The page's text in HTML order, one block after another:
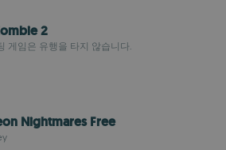
2
게임은 유행을 타지 않습니다.
Nightmares Free